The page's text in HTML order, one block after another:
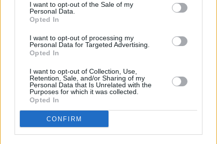
I want to opt-out of the Sale of my
Personal Data.
Opted In
I want to opt-out of processing my
Personal Data for Targeted Advertising.
Opted In
I want to opt-out of Collection, Use,
Retention, Sale, and/or Sharing of my
Personal Data that Is Unrelated with the
Purposes for which it was collected.
Opted In
CONFIRM
κερδίσει, έτσι όπως έχουν διαμορφωθεί οι συσχετισμοί.
Όσο για τον ΣΥΡΙΖΑ, φαίνεται ότι τον περιμένει και άλλη
περιπέτεια διάσπασης, καθώς η απουσία του Πολάκη
(είχε... προγραμματισμένο χειρουργείο) είναι unfair προς
εκλογές.
Από την πρώτη πρόταση έως και την τελευταία της
χθεσινής ομιλίας του, ο Μητσοτάκης δεν άφησε
περιθώρια αμφισβήτησης, ενώ οι ομιλίες των πολιτικών